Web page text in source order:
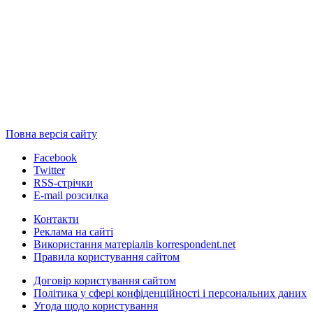
Повна версія сайту
Facebook
Twitter
RSS-стрічки
E-mail розсилка
Контакти
Реклама на сайті
Використання матеріалів korrespondent.net
Правила користування сайтом
Договір користування сайтом
Політика у сфері конфіденційності і персональних даних
Угода щодо користування